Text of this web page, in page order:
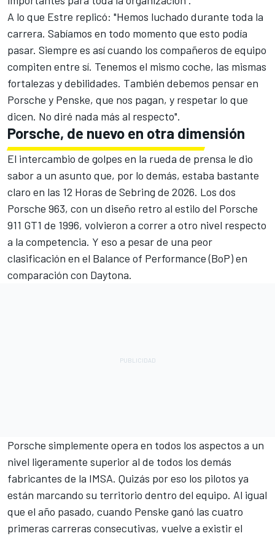
A lo que Estre replicó: "Hemos luchado durante toda la
carrera. Sabíamos en todo momento que esto podía
pasar. Siempre es así cuando los compañeros de equipo
compiten entre sí. Tenemos el mismo coche, las mismas
fortalezas y debilidades. También debemos pensar en
Porsche y Penske, que nos pagan, y respetar lo que
dicen. No diré nada más al respecto".
Porsche, de nuevo en otra dimensión
El intercambio de golpes en la rueda de prensa le dio
sabor a un asunto que, por lo demás, estaba bastante
claro en las 12 Horas de Sebring de 2026. Los dos
Porsche 963, con un diseño retro al estilo del Porsche
911 GT1 de 1996, volvieron a correr a otro nivel respecto
a la competencia. Y eso a pesar de una peor
clasificación en el Balance of Performance (BoP) en
comparación con Daytona.
Porsche simplemente opera en todos los aspectos a un
nivel ligeramente superior al de todos los demás
fabricantes de la IMSA. Quizás por eso los pilotos ya
están marcando su territorio dentro del equipo. Al igual
que el año pasado, cuando Penske ganó las cuatro
primeras carreras consecutivas, vuelve a existir el